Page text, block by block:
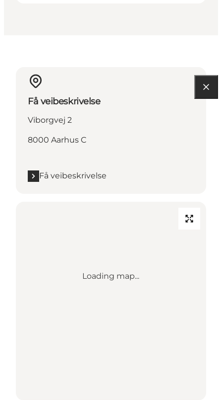
Få veibeskrivelse
Viborgvej 2
8000 Aarhus C
Få veibeskrivelse
Loading map...